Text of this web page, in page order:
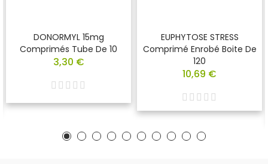
DONORMYL 15mg
Comprimés Tube De 10
3,30 €
EUPHYTOSE STRESS
Comprimé Enrobé Boite De
120
10,69 €